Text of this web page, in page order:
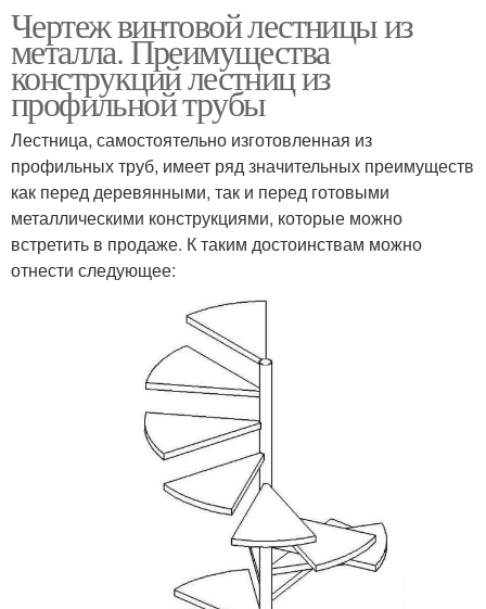
Чертеж винтовой лестницы из
металла. Преимущества
конструкций лестниц из
профильной трубы
Лестница, самостоятельно изготовленная из
профильных труб, имеет ряд значительных преимуществ
как перед деревянными, так и перед готовыми
металлическими конструкциями, которые можно
встретить в продаже. К таким достоинствам можно
отнести следующее: